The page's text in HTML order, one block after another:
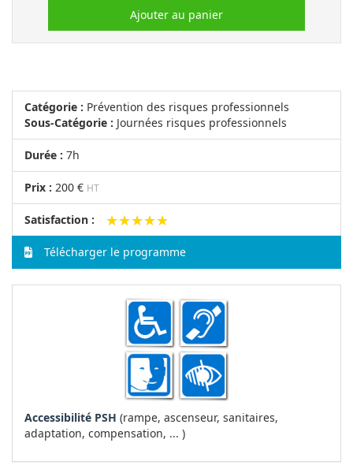
Ajouter au panier
Catégorie : Prévention des risques professionnels
Sous-Catégorie : Journées risques professionnels
Durée : 7h
Prix : 200 € HT
Satisfaction : ★★★★★
★★★★★
Télécharger le programme
Accessibilité PSH (rampe, ascenseur, sanitaires,
adaptation, compensation, ... )